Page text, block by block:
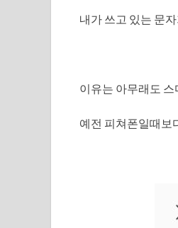
내가 쓰고 있는 문
이유는 아무래도
예전 피쳐폰일때보